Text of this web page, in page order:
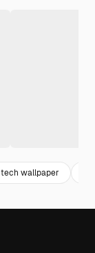
tech wallpaper